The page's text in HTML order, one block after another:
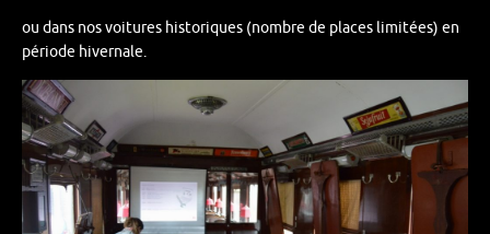
ou dans nos voitures historiques (nombre de places limitées) en
période hivernale.